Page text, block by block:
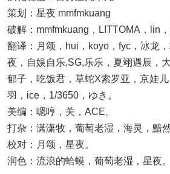
策划：星夜 mmfmkuang
破解：mmfmkuang，LITTOMA，lin，
翻译：月颂，hui，koyo，fyc，冰龙
夜，自娱自乐,SG,乐乐，夏翊遇辰，
郁子，吃饭君，草蛇X索罗亚，京娃
羽，ice，1/3650，ゆき。
美编：嗯哼，关，ACE。
打杂：潇潇牧，葡萄老湿，海灵，黯然
校对：月颂，星夜。
润色：流浪的蛤蟆，葡萄老湿，星夜。